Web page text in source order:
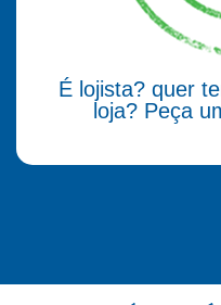
É lojista? quer
loja? Peça